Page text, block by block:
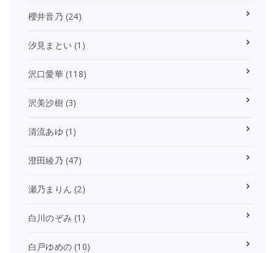
櫻井音乃 (24)
汐見まとい (1)
沢口愛華(118)
沢美沙樹(3)
清流あゆ (1)
澄田綾乃 (47)
瀬乃まりん (2)
白川のぞみ (1)
白戸ゆめの (10)